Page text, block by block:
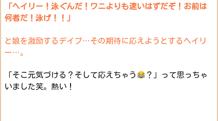
「ヘイリー！泳ぐんだ！ワニよりも速いはずだぞ！お前は
何者だ！泳げ！！」
と娘を激励するデイブ…その期待に応えようとするヘイリ
ー…。
「そこ元気づける？そして応えちゃう
？」って思っちゃ
いました笑。熱い！